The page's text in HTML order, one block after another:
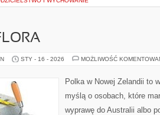
STY - 16 - 2026 MOŻLIWOŚĆ
Polka w Nowej Zelandii to
myślą o osobach, które
wyprawę do Australii albo